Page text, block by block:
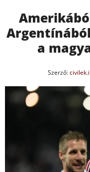
a
Szerző: